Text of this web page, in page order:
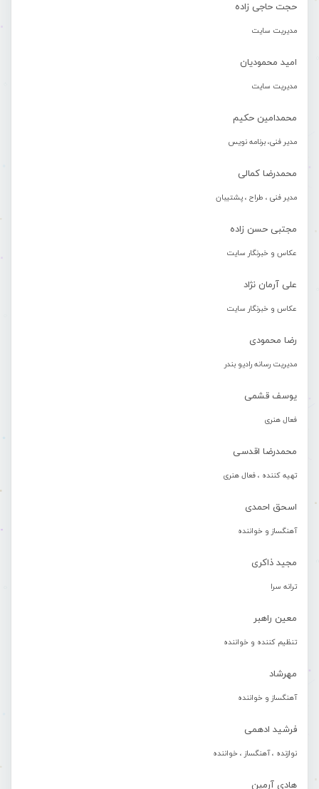
حجت حاجی زاده
مدیریت سایت
امید محمودیان
مدیریت سایت
محمدامین حکیم
مدیر فنی، برنامه نویس
محمدرضا کمالی
مدیر فنی ، طراح ، پشتیبان
مجتبی حسن زاده
عکاس و خبرنگار سایت
علی آرمان نژاد
عکاس و خبرنگار سایت
رضا محمودی
مدیریت رسانه رادیو بندر
یوسف قشمی
فعال هنری
محمدرضا اقدسی
تهیه کننده ، فعال هنری
اسحق احمدی
آهنگساز و خواننده
مجید ذاکری
ترانه سرا
معین راهبر
تنظیم کننده و خواننده
مهرشاد
آهنگساز و خواننده
فرشید ادهمی
نوازنده ، آهنگساز ، خواننده
هادی آرمین